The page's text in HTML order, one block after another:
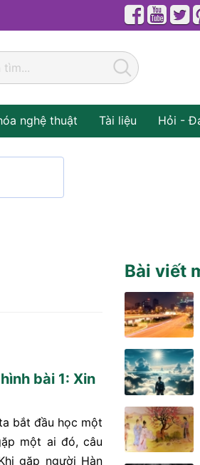
nghệ thuật Tài liệu Hỏi -
bài 1: Xin
bắt đầu học một
một ai đó, câu
gặp người Hàn
Bài viết